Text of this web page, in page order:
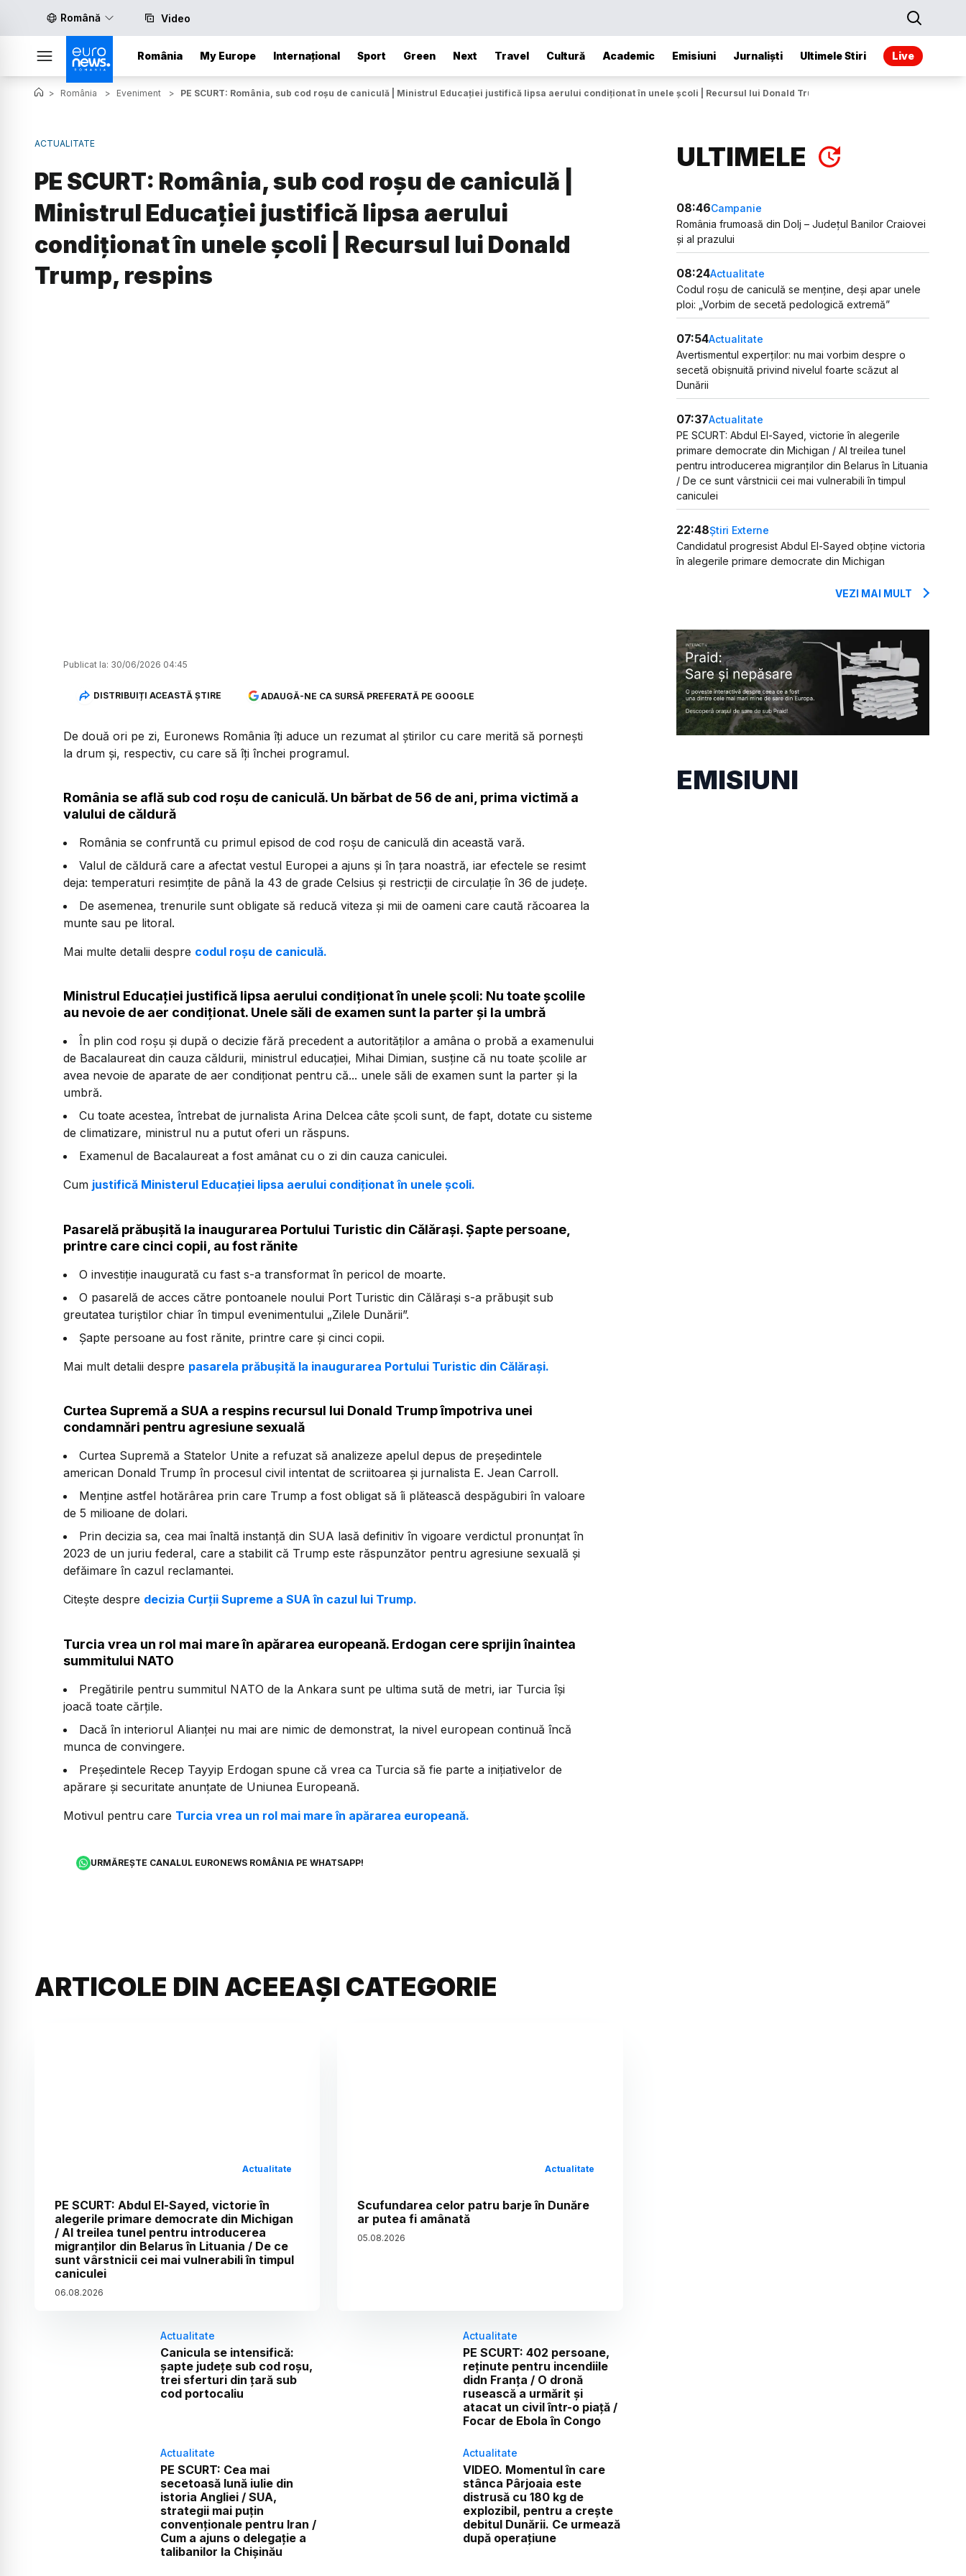
Română Video
România My Europe Internațional Sport Green Next Travel Cultură Academic Emisiuni Jurnaliști Ultimele Stiri Live
> România > Eveniment > PE SCURT: România, sub cod roșu de caniculă | Ministrul Educației justifică lipsa aerului condiționat în unele școli | Recursul lui Donald Trump, respins
ACTUALITATE
PE SCURT: România, sub cod roșu de caniculă |
Ministrul Educației justifică lipsa aerului
condiționat în unele școli | Recursul lui Donald
Trump, respins
Publicat la: 30/06/2026 04:45
DISTRIBUIȚI ACEASTĂ ȘTIRE ADAUGĂ-NE CA SURSĂ PREFERATĂ PE GOOGLE
De două ori pe zi, Euronews România îți aduce un rezumat al știrilor cu care merită să pornești
la drum și, respectiv, cu care să îți închei programul.
România se află sub cod roșu de caniculă. Un bărbat de 56 de ani, prima victimă a
valului de căldură
România se confruntă cu primul episod de cod roșu de caniculă din această vară.
Valul de căldură care a afectat vestul Europei a ajuns și în țara noastră, iar efectele se resimt
deja: temperaturi resimțite de până la 43 de grade Celsius și restricții de circulație în 36 de județe.
De asemenea, trenurile sunt obligate să reducă viteza și mii de oameni care caută răcoarea la
munte sau pe litoral.
Mai multe detalii despre codul roșu de caniculă.
Ministrul Educației justifică lipsa aerului condiționat în unele școli: Nu toate școlile
au nevoie de aer condiționat. Unele săli de examen sunt la parter și la umbră
În plin cod roșu și după o decizie fără precedent a autorităților a amâna o probă a examenului
de Bacalaureat din cauza căldurii, ministrul educației, Mihai Dimian, susține că nu toate școlile ar
avea nevoie de aparate de aer condiționat pentru că... unele săli de examen sunt la parter și la
umbră.
Cu toate acestea, întrebat de jurnalista Arina Delcea câte școli sunt, de fapt, dotate cu sisteme
de climatizare, ministrul nu a putut oferi un răspuns.
Examenul de Bacalaureat a fost amânat cu o zi din cauza caniculei.
Cum justifică Ministerul Educației lipsa aerului condiționat în unele școli.
Pasarelă prăbușită la inaugurarea Portului Turistic din Călărași. Șapte persoane,
printre care cinci copii, au fost rănite
O investiție inaugurată cu fast s-a transformat în pericol de moarte.
O pasarelă de acces către pontoanele noului Port Turistic din Călărași s-a prăbușit sub
greutatea turiștilor chiar în timpul evenimentului „Zilele Dunării”.
Șapte persoane au fost rănite, printre care și cinci copii.
Mai mult detalii despre pasarela prăbușită la inaugurarea Portului Turistic din Călărași.
Curtea Supremă a SUA a respins recursul lui Donald Trump împotriva unei
condamnări pentru agresiune sexuală
Curtea Supremă a Statelor Unite a refuzat să analizeze apelul depus de președintele
american Donald Trump în procesul civil intentat de scriitoarea și jurnalista E. Jean Carroll.
Menține astfel hotărârea prin care Trump a fost obligat să îi plătească despăgubiri în valoare
de 5 milioane de dolari.
Prin decizia sa, cea mai înaltă instanță din SUA lasă definitiv în vigoare verdictul pronunțat în
2023 de un juriu federal, care a stabilit că Trump este răspunzător pentru agresiune sexuală și
defăimare în cazul reclamantei.
Citește despre decizia Curții Supreme a SUA în cazul lui Trump.
Turcia vrea un rol mai mare în apărarea europeană. Erdogan cere sprijin înaintea
summitului NATO
Pregătirile pentru summitul NATO de la Ankara sunt pe ultima sută de metri, iar Turcia își
joacă toate cărțile.
Dacă în interiorul Alianței nu mai are nimic de demonstrat, la nivel european continuă încă
munca de convingere.
Președintele Recep Tayyip Erdogan spune că vrea ca Turcia să fie parte a inițiativelor de
apărare și securitate anunțate de Uniunea Europeană.
Motivul pentru care Turcia vrea un rol mai mare în apărarea europeană.
URMĂREȘTE CANALUL EURONEWS ROMÂNIA PE WHATSAPP!
ARTICOLE DIN ACEEAȘI CATEGORIE
Actualitate
PE SCURT: Abdul El-Sayed, victorie în
alegerile primare democrate din Michigan
/ Al treilea tunel pentru introducerea
migranților din Belarus în Lituania / De ce
sunt vârstnicii cei mai vulnerabili în timpul
caniculei
06.08.2026
Actualitate
Scufundarea celor patru barje în Dunăre
ar putea fi amânată
05.08.2026
Actualitate
Canicula se intensifică:
șapte județe sub cod roșu,
trei sferturi din țară sub
cod portocaliu
Actualitate
PE SCURT: 402 persoane,
reținute pentru incendiile
didn Franța / O dronă
rusească a urmărit și
atacat un civil într-o piață /
Focar de Ebola în Congo
Actualitate
PE SCURT: Cea mai
secetoasă lună iulie din
istoria Angliei / SUA,
strategii mai puțin
convenționale pentru Iran /
Cum a ajuns o delegație a
talibanilor la Chișinău
Actualitate
VIDEO. Momentul în care
stânca Pârjoaia este
distrusă cu 180 kg de
explozibil, pentru a crește
debitul Dunării. Ce urmează
după operațiune
ULTIMELE
08:46Campanie
România frumoasă din Dolj – Județul Banilor Craiovei
și al prazului
08:24Actualitate
Codul roșu de caniculă se menține, deși apar unele
ploi: „Vorbim de secetă pedologică extremă”
07:54Actualitate
Avertismentul experților: nu mai vorbim despre o
secetă obișnuită privind nivelul foarte scăzut al
Dunării
07:37Actualitate
PE SCURT: Abdul El-Sayed, victorie în alegerile
primare democrate din Michigan / Al treilea tunel
pentru introducerea migranților din Belarus în Lituania
/ De ce sunt vârstnicii cei mai vulnerabili în timpul
caniculei
22:48Știri Externe
Candidatul progresist Abdul El-Sayed obține victoria
în alegerile primare democrate din Michigan
VEZI MAI MULT
EMISIUNI